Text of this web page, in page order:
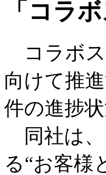
「コラ
コラボス
向けて推
件の進捗
同社は、
る“お客様